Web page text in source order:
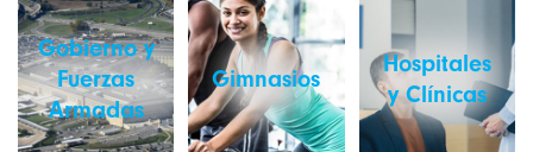
Gobierno y
Fuerzas
Armadas
Gimnasios
Hospitales
y Clínicas